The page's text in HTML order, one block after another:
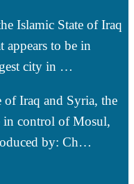
Islamic State of Iraq
appears to be in
city in …
of Iraq and Syria, the
in control of Mosul,
by: Ch…